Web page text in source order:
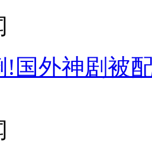
!国外神剧被